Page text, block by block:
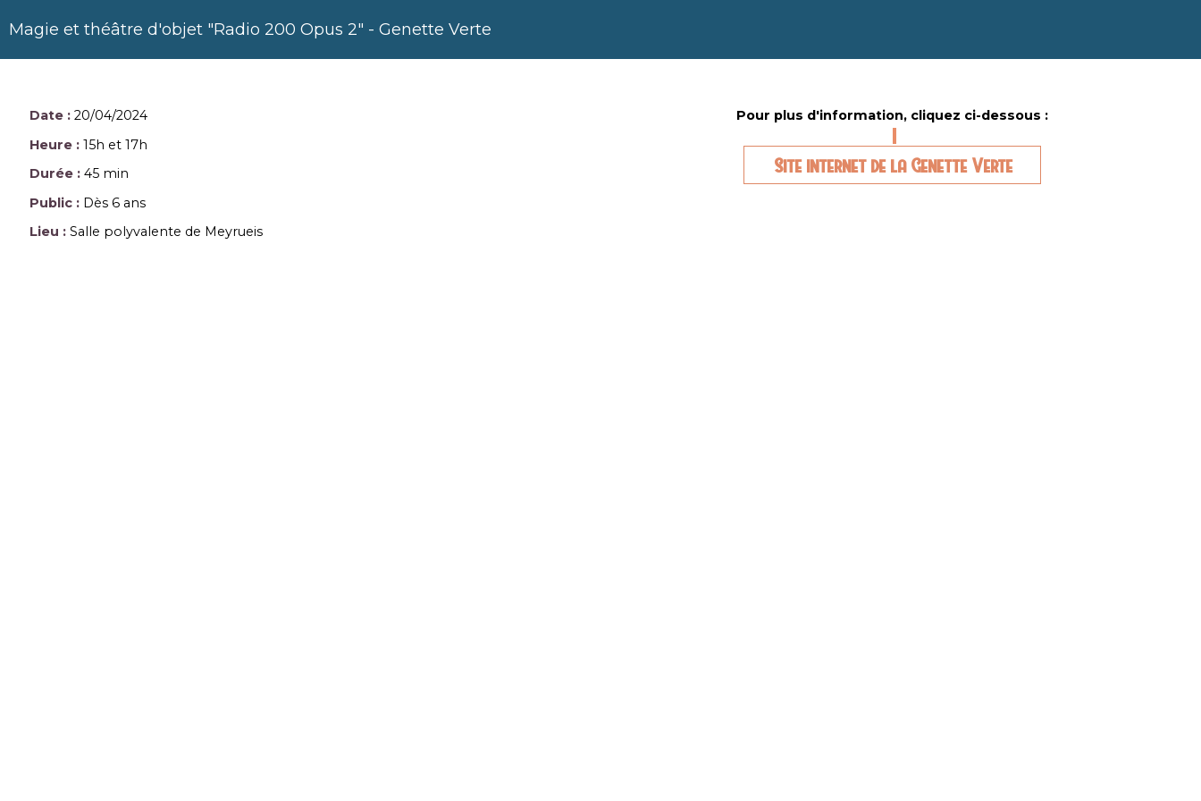
Magie et théâtre d'objet "Radio 200 Opus 2" - Genette Verte
Date : 20/04/2024
Heure : 15h et 17h
Durée : 45 min
Public : Dès 6 ans
Lieu : Salle polyvalente de Meyrueis
Pour plus d'information, cliquez ci-dessous :
Site internet de la Genette Verte